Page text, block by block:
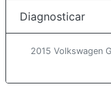
Diagnosticar
2015 Volkswagen